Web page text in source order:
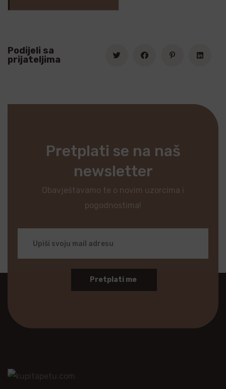
Podijeli sa
prijateljima
Pretplati se na naš
newsletter
Obavještavamo te o novim uzorcima i
pogodnostima!
Pretplati me